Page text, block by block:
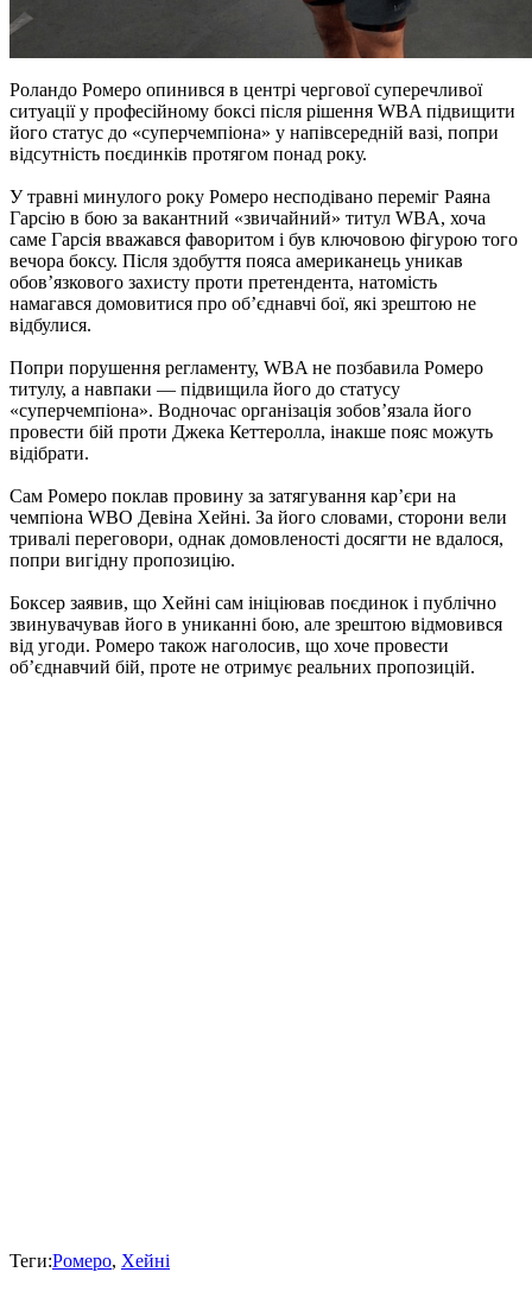
Роландо Ромеро опинився в центрі чергової суперечливої
ситуації у професійному боксі після рішення WBA підвищити
його статус до «суперчемпіона» у напівсередній вазі, попри
відсутність поєдинків протягом понад року.
У травні минулого року Ромеро несподівано переміг Раяна
Гарсію в бою за вакантний «звичайний» титул WBA, хоча
саме Гарсія вважався фаворитом і був ключовою фігурою того
вечора боксу. Після здобуття пояса американець уникав
обов’язкового захисту проти претендента, натомість
намагався домовитися про об’єднавчі бої, які зрештою не
відбулися.
Попри порушення регламенту, WBA не позбавила Ромеро
титулу, а навпаки — підвищила його до статусу
«суперчемпіона». Водночас організація зобов’язала його
провести бій проти Джека Кеттеролла, інакше пояс можуть
відібрати.
Сам Ромеро поклав провину за затягування кар’єри на
чемпіона WBO Девіна Хейні. За його словами, сторони вели
тривалі переговори, однак домовленості досягти не вдалося,
попри вигідну пропозицію.
Боксер заявив, що Хейні сам ініціював поєдинок і публічно
звинувачував його в униканні бою, але зрештою відмовився
від угоди. Ромеро також наголосив, що хоче провести
об’єднавчий бій, проте не отримує реальних пропозицій.
Теги:Ромеро, Хейні